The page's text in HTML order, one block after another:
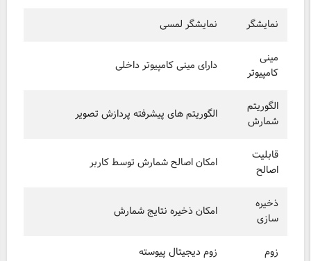
نمایشگر نمایشگر لمسی
مینی
کامپیوتر
دارای مینی کامپیوتر داخلی
الگوریتم
شمارش
الگوریتم های پیشرفته پردازش تصویر
قابلیت
اصالح
امکان اصالح شمارش توسط کاربر
ذخیره
سازی
امکان ذخیره نتایج شمارش
زوم زوم دیجیتال پیوسته